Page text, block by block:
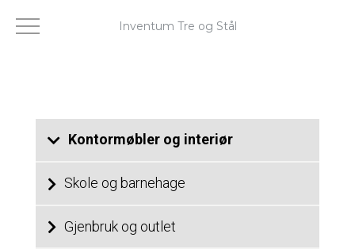
Kontormøbler og interiør
Skole og barnehage
Gjenbruk og outlet
Inventum Tre og Stål